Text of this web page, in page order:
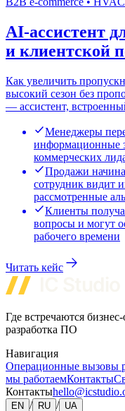
AI-ассистент
и клиентской
Как увеличить
высокий сезон без
— ассистент,
Менеджеры
информационные
коммерческих
Продажи
сотрудник видит
рассмотренные
Клиенты
вопросы и могут
рабочего времени
Читать кейс
Где встречаются
разработка ПО
Навигация
Операционные вызовы
мы работаемКонтакты
Контакты
EN / RU / UA